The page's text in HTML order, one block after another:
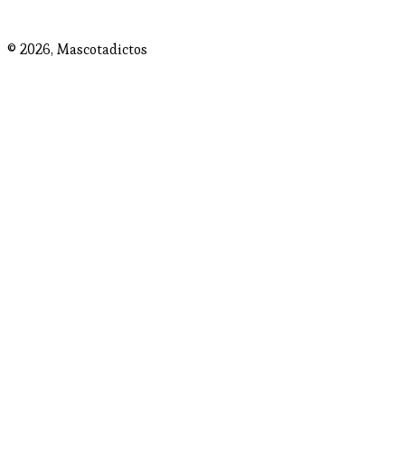
© 2026, Mascotadictos